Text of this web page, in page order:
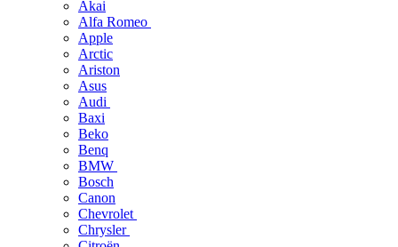
Akai
Alfa Romeo
Apple
Arctic
Ariston
Asus
Audi
Baxi
Beko
Benq
BMW
Bosch
Canon
Chevrolet
Chrysler